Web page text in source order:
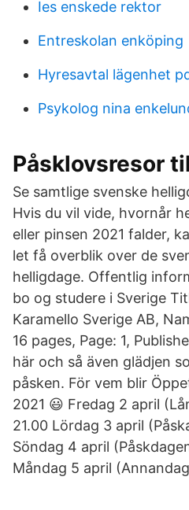
Ies enskede rektor
Entreskolan enköping
Hyresavtal lägenhet
Psykolog nina
Påsklovsresor
Se samtlige svenske
Hvis du vil vide, hvornår
eller pinsen 2021 falder,
let få overblik over de
helligdage. Offentlig
bo og studere i Sverige
Karamello Sverige AB,
16 pages, Page: 1,
här och så även glädjen
påsken. För vem blir
2021 😃 Fredag 2 april
21.00 Lördag 3 april
Söndag 4 april
Måndag 5 april